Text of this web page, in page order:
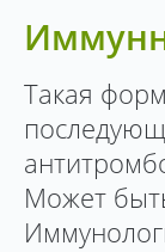
Такая
Может